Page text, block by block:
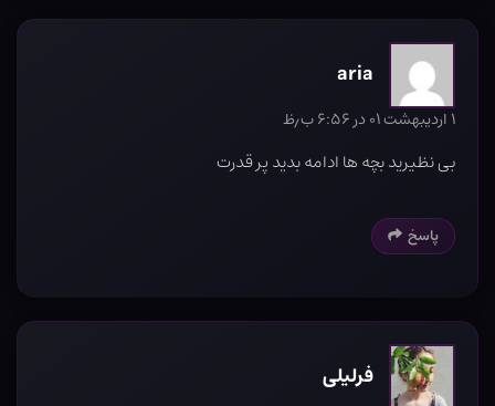
aria
۱ اردیبهشت ۰۱ در ۶:۵۶ ب٫ظ
بی نظیرید بچه ها ادامه بدید پر قدرت
پاسخ
فرلیلی